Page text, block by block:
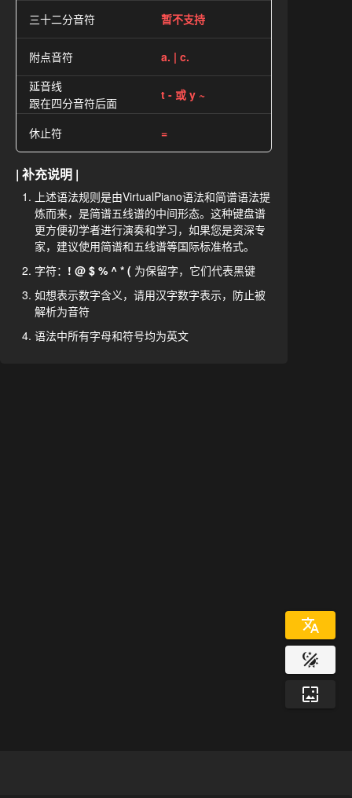
三十二分音符 暂不支持
附点音符
a. | c.
延音线
跟在四分音符后面
t - 或 y ~
休止符 =
| 补充说明 |
上述语法规则是由VirtualPiano语法和简谱语法提
炼而来，是简谱五线谱的中间形态。这种键盘谱
更方便初学者进行演奏和学习，如果您是资深专
家，建议使用简谱和五线谱等国际标准格式。
字符： ! @ $ % ^ * ( 为保留字，它们代表黑键
如想表示数字含义，请用汉字数字表示，防止被
解析为音符
语法中所有字母和符号均为英文